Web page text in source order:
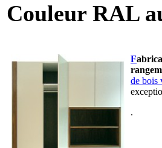
Couleur RAL
F
de bois
.